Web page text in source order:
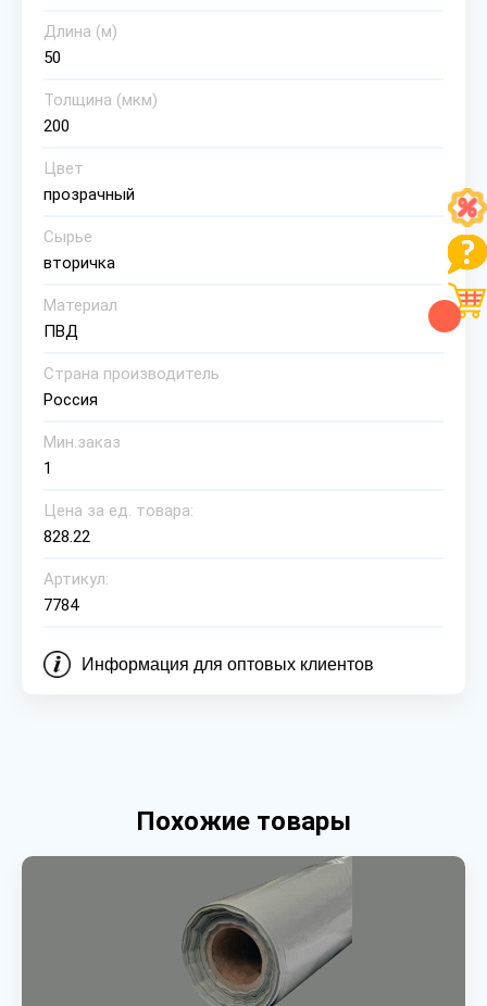
Длина (м)
50
Толщина (мкм)
200
Цвет
прозрачный
Сырье
вторичка
Материал
ПВД
Страна производитель
Россия
Мин.заказ
1
Цена за ед. товара:
828.22
Артикул:
7784
Информация для оптовых клиентов
Похожие товары